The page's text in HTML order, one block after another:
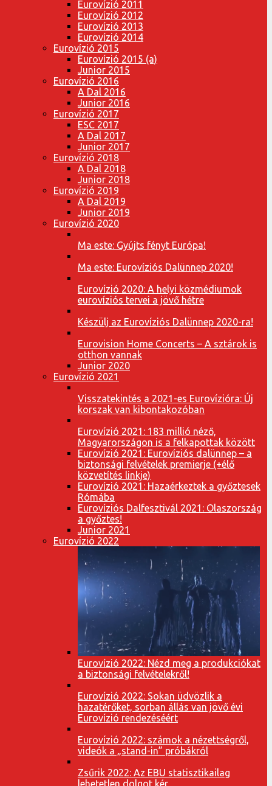
Eurovízió 2011
Eurovízió 2012
Eurovízió 2013
Eurovízió 2014
Eurovízió 2015
Eurovízió 2015 (a)
Junior 2015
Eurovízió 2016
A Dal 2016
Junior 2016
Eurovízió 2017
ESC 2017
A Dal 2017
Junior 2017
Eurovízió 2018
A Dal 2018
Junior 2018
Eurovízió 2019
A Dal 2019
Junior 2019
Eurovízió 2020
Ma este: Gyújts fényt Európa!
Ma este: Eurovíziós Dalünnep 2020!
Eurovízió 2020: A helyi közmédiumok
eurovíziós tervei a jövő hétre
Készülj az Eurovíziós Dalünnep 2020-ra!
Eurovision Home Concerts – A sztárok is
otthon vannak
Junior 2020
Eurovízió 2021
Visszatekintés a 2021-es Eurovízióra: Új
korszak van kibontakozóban
Eurovízió 2021: 183 millió néző,
Magyarországon is a felkapottak között
Eurovízió 2021: Eurovíziós dalünnep – a
biztonsági felvételek premierje (+élő
közvetítés linkje)
Eurovízió 2021: Hazaérkeztek a győztesek
Rómába
Eurovíziós Dalfesztivál 2021: Olaszország
a győztes!
Junior 2021
Eurovízió 2022
Eurovízió 2022: Nézd meg a produkciókat
a biztonsági felvételekről!
Eurovízió 2022: Sokan üdvözlik a
hazatérőket, sorban állás van jövő évi
Eurovízió rendezéséért
Eurovízió 2022: számok a nézettségről,
videók a „stand-in” próbákról
Zsűrik 2022: Az EBU statisztikailag
lehetetlen dolgot kér